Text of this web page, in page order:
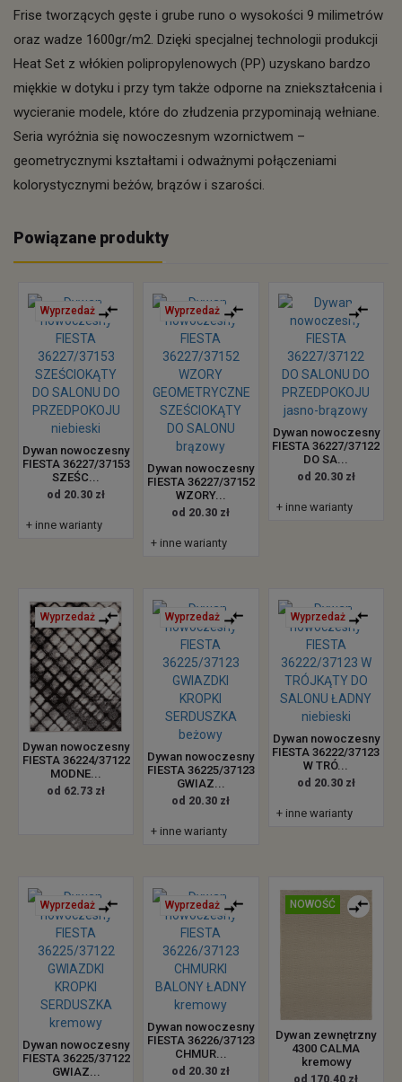
Frise tworzących gęste i grube runo o wysokości 9 milimetrów
oraz wadze 1600gr/m2. Dzięki specjalnej technologii produkcji
Heat Set z włókien polipropylenowych (PP) uzyskano bardzo
miękkie w dotyku i przy tym także odporne na zniekształcenia i
wycieranie modele, które do złudzenia przypominają wełniane.
Seria wyróżnia się nowoczesnym wzornictwem –
geometrycznymi kształtami i odważnymi połączeniami
kolorystycznymi beżów, brązów i szarości.
Powiązane produkty
Wyprzedaż
Dywan nowoczesny
FIESTA 36227/37153
SZEŚC...
od 20.30 zł
+ inne warianty
Wyprzedaż
Dywan nowoczesny
FIESTA 36227/37152
WZORY...
od 20.30 zł
+ inne warianty
Dywan nowoczesny
FIESTA 36227/37122
DO SA...
od 20.30 zł
+ inne warianty
Wyprzedaż
Dywan nowoczesny
FIESTA 36224/37122
MODNE...
od 62.73 zł
Wyprzedaż
Dywan nowoczesny
FIESTA 36225/37123
GWIAZ...
od 20.30 zł
+ inne warianty
Wyprzedaż
Dywan nowoczesny
FIESTA 36222/37123
W TRÓ...
od 20.30 zł
+ inne warianty
Wyprzedaż
Dywan nowoczesny
FIESTA 36225/37122
GWIAZ...
Wyprzedaż
Dywan nowoczesny
FIESTA 36226/37123
CHMUR...
od 20.30 zł
NOWOŚĆ
Dywan zewnętrzny
4300 CALMA
kremowy
od 170.40 zł